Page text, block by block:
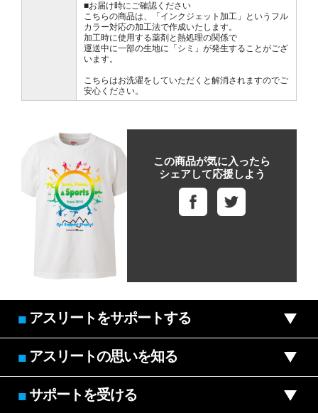
■お届け時にご確認ください
こちらの商品は、「インクジェット加工」というフル
カラー対応の加工法で作成いたします。
加工時に使用する薬剤と熱処理の関係で
運送中に一部の生地に「シミ」が発生することがござ
います。
こちらはお洗濯をしていただくと解消されますのでご
安心ください。
この商品が気に入ったら
シェアして応援しよう
■ アスリートをサポートする
■ アスリートの思いを知る
■サポートを受ける